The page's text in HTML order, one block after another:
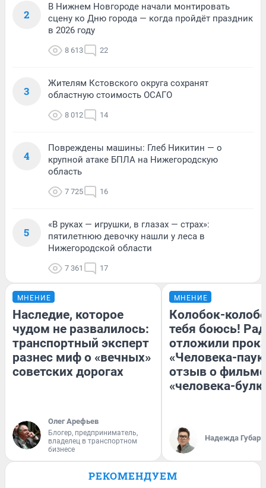
2
В Нижнем Новгороде начали монтировать
сцену ко Дню города — когда пройдёт праздник
в 2026 году
8 613 22
3
Жителям Кстовского округа сохранят
областную стоимость ОСАГО
8 012 14
4
Повреждены машины: Глеб Никитин — о
крупной атаке БПЛА на Нижегородскую
область
7 725 16
5
«В руках — игрушки, в глазах — страх»:
пятилетнюю девочку нашли у леса в
Нижегородской области
7 361 17
МНЕНИЕ
Наследие, которое
чудом не развалилось:
транспортный эксперт
разнес миф о «вечных»
советских дорогах
Олег Арефьев
Блогер, предприниматель,
владелец в транспортном
бизнесе
МНЕНИЕ
Колобок-
тебя боюсь!
отложили
«Человека-
отзыв о
«человека-
Надежда Губарь
РЕКОМЕНДУЕМ